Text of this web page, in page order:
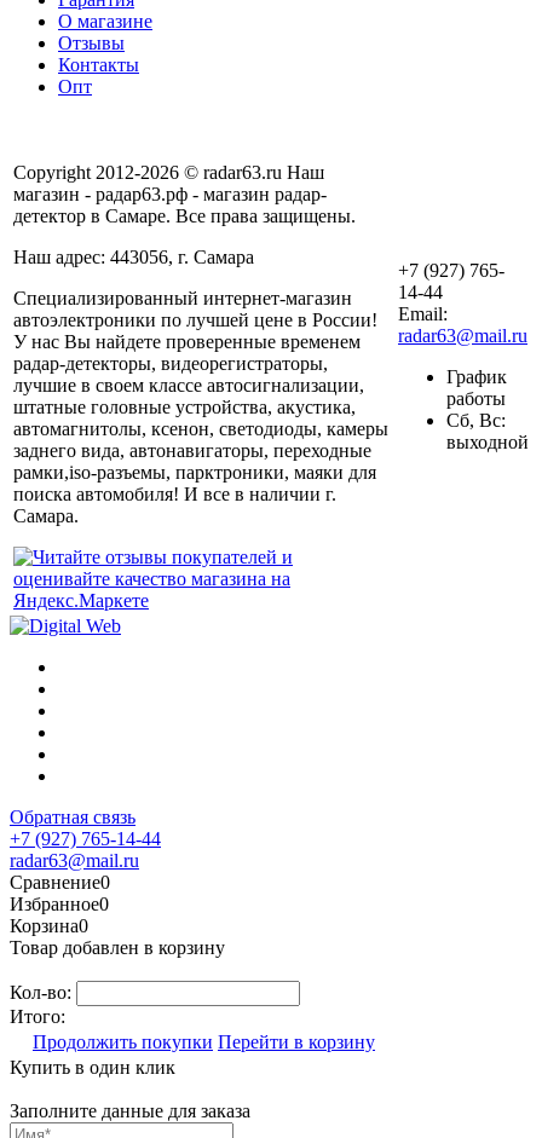
О магазине
Отзывы
Контакты
Опт
Copyright 2012-2026 © radar63.ru Наш
магазин - радар63.рф - магазин радар-
детектор в Самаре. Все права защищены.
Наш адрес: 443056, г. Самара
Специализированный интернет-магазин
автоэлектроники по лучшей цене в России!
У нас Вы найдете проверенные временем
радар-детекторы, видеорегистраторы,
лучшие в своем классе автосигнализации,
штатные головные устройства, акустика,
автомагнитолы, ксенон, светодиоды, камеры
заднего вида, автонавигаторы, переходные
рамки,iso-разъемы, парктроники, маяки для
поиска автомобиля! И все в наличии г.
Самара.
+7 (927) 765-
14-44
Email:
radar63@mail.ru
График
работы
Сб, Вс:
выходной
Обратная связь
+7 (927) 765-14-44
radar63@mail.ru
Сравнение0
Избранное0
Корзина0
Товар добавлен в корзину
Кол-во:
Итого:
Продолжить покупки Перейти в корзину
Купить в один клик
Заполните данные для заказа